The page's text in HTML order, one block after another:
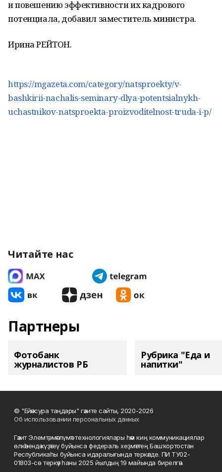
и повешению эффективности их кадрового
потенциала, добавил заместитель министра.
Ирина РЕЙТОН.
https://mgazeta.com/category/natsproekty/v-
bashkirii-nachalis-seminary-dlya-potentsialnykh-
uchastnikov-natsproekta-proizvoditelnost-truda-i-p/
Читайте нас
Партнеры
Фотобанк
журналистов РБ
Рубрика "Еда и
напитки"
© "Ейәнсура таңдары" гәзите сайты, 2020-2026
Об использовании персональных данных
Гәзит Элемтә, мәғлүмәт технологиялары һәм киң коммуникациялар
өлкәһендә күҙәтеү буйынса федераль хеҙмәттең Башҡортостан
Республикаһы буйынса идаралығында теркәлде. ПИ ТУ02-
01803-сө теркәү һаны 2025 йылдың 19 майында бирелгән.